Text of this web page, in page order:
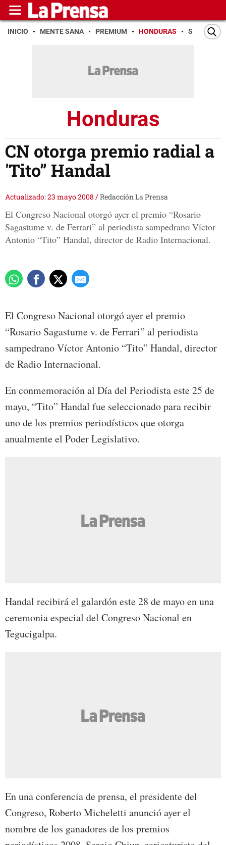
INICIO MENTE SANA PREMIUM HONDURAS SAN PEDRO
Honduras
CN otorga premio radial a
'Tito” Handal
Actualizado: 23 mayo 2008 /Redacción La Prensa
El Congreso Nacional otorgó ayer el premio “Rosario
Sagastume v. de Ferrari” al periodista sampedrano Víctor
Antonio “Tito” Handal, director de Radio Internacional.
El Congreso Nacional otorgó ayer el premio
“Rosario Sagastume v. de Ferrari” al periodista
sampedrano Víctor Antonio “Tito” Handal, director
de Radio Internacional.
En conmemoración al Día del Periodista este 25 de
mayo, “Tito” Handal fue seleccionado para recibir
uno de los premios periodísticos que otorga
anualmente el Poder Legislativo.
Handal recibirá el galardón este 28 de mayo en una
ceremonia especial del Congreso Nacional en
Tegucigalpa.
En una conferencia de prensa, el presidente del
Congreso, Roberto Micheletti anunció ayer el
nombre de los ganadores de los premios